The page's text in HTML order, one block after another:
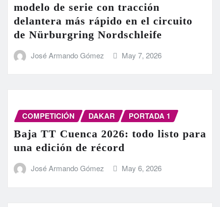
modelo de serie con tracción
delantera más rápido en el circuito
de Nürburgring Nordschleife
José Armando Gómez May 7, 2026
COMPETICIÓN DAKAR PORTADA 1
Baja TT Cuenca 2026: todo listo para
una edición de récord
José Armando Gómez May 6, 2026